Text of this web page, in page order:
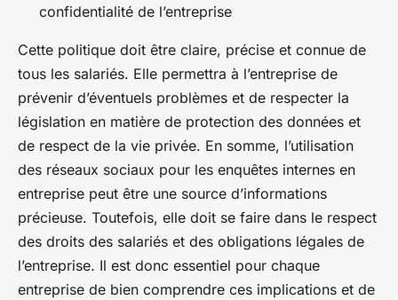
confidentialité de l’entreprise
Cette politique doit être claire, précise et connue de
tous les salariés. Elle permettra à l’entreprise de
prévenir d’éventuels problèmes et de respecter la
législation en matière de protection des données et
de respect de la vie privée. En somme, l’utilisation
des réseaux sociaux pour les enquêtes internes en
entreprise peut être une source d’informations
précieuse. Toutefois, elle doit se faire dans le respect
des droits des salariés et des obligations légales de
l’entreprise. Il est donc essentiel pour chaque
entreprise de bien comprendre ces implications et de